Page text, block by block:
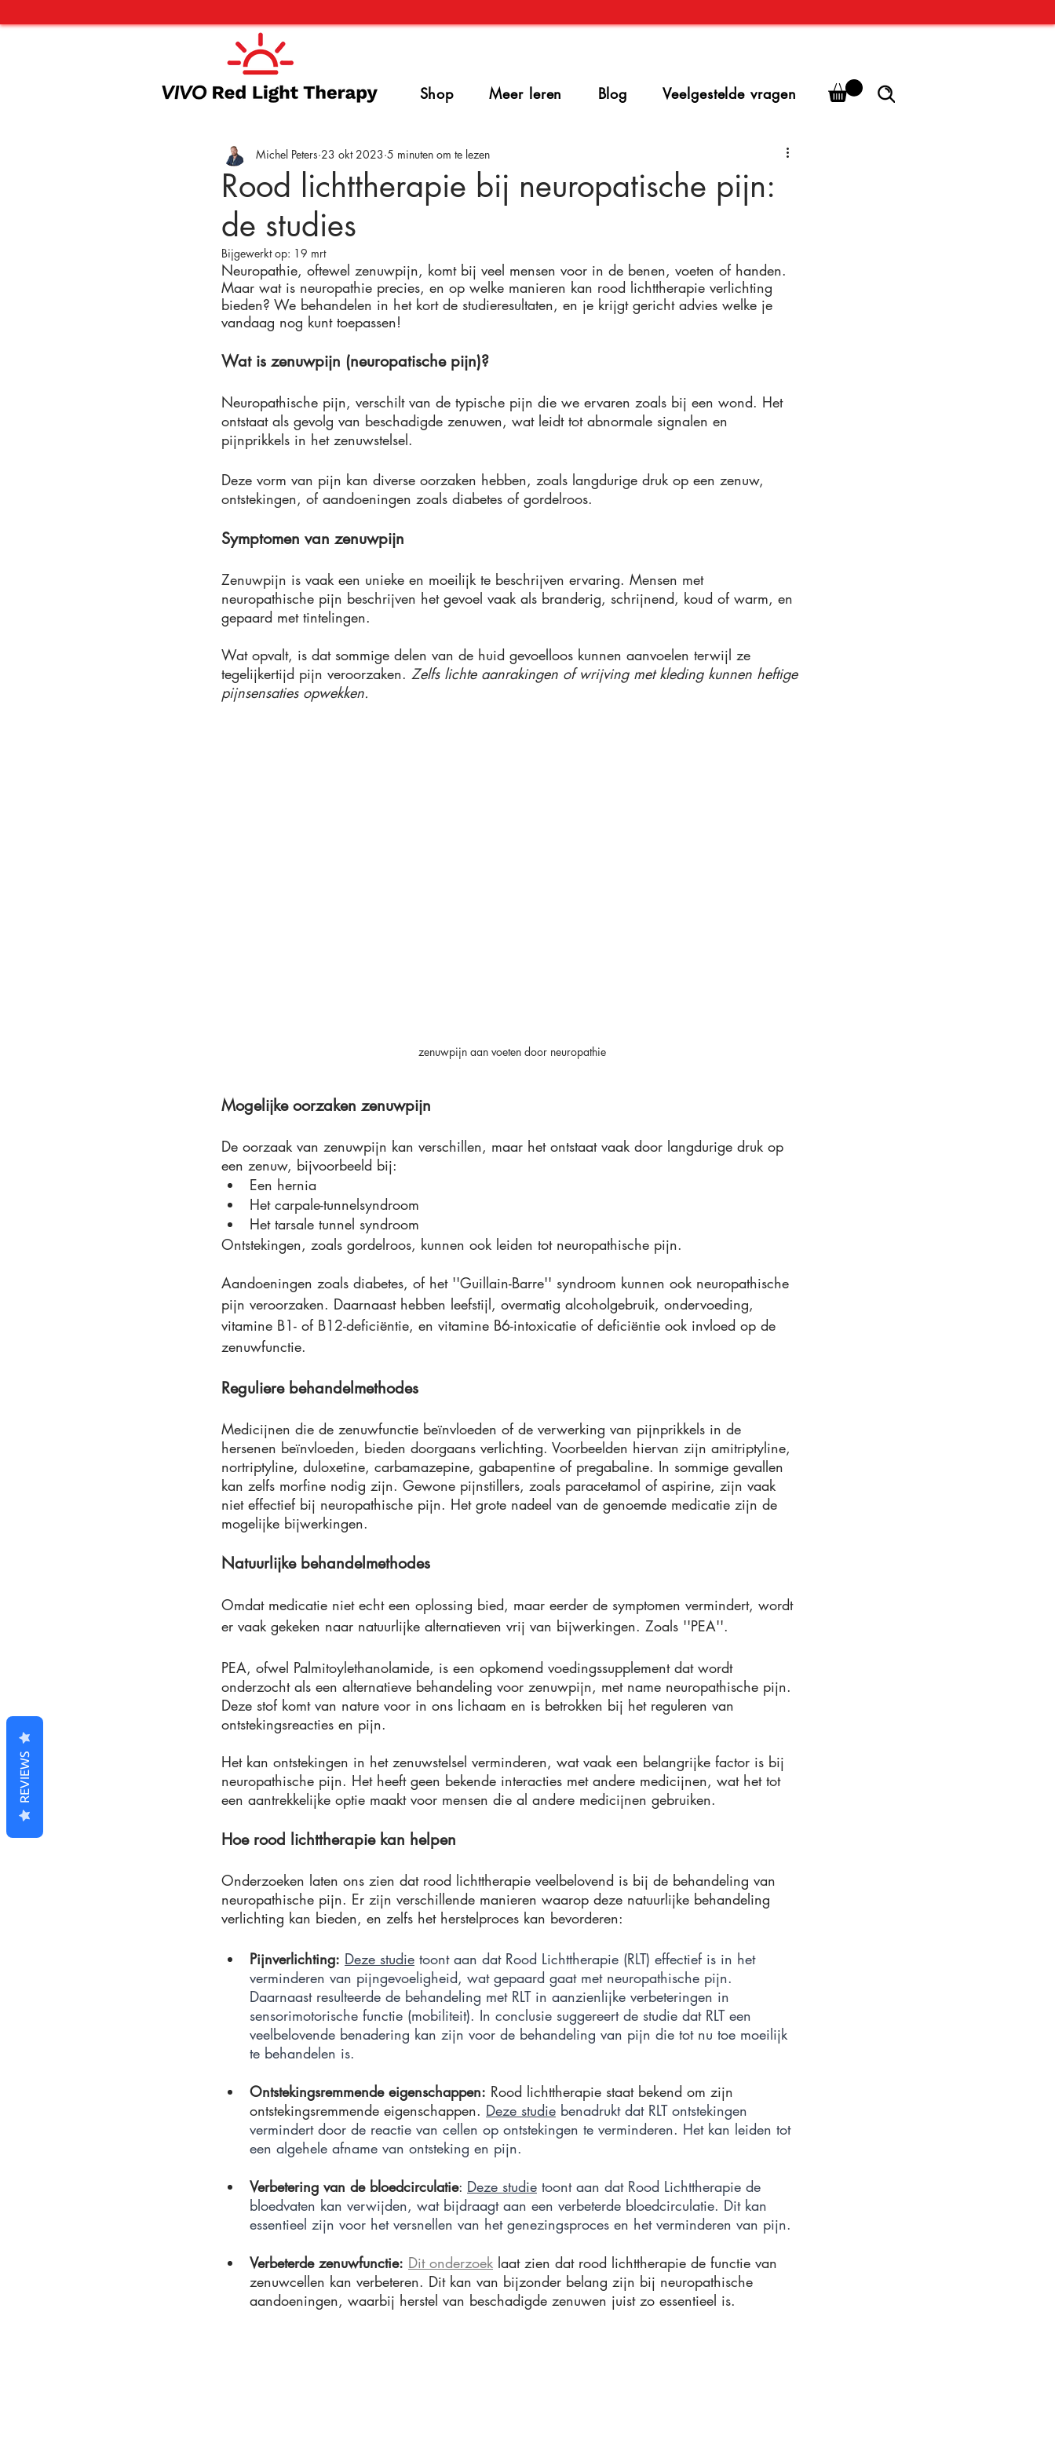
Shop Meer leren Blog Veelgestelde vragen
Rood lichttherapie bij neuropatische pijn:
de studies
Michel Peters 23 okt 2023 5 minuten om te lezen
Bijgewerkt op: 19 mrt
Neuropathie, oftewel zenuwpijn, komt bij veel mensen voor in de benen, voeten of handen.
Maar wat is neuropathie precies, en op welke manieren kan rood lichttherapie verlichting
bieden? We behandelen in het kort de studieresultaten, en je krijgt gericht advies welke je
vandaag nog kunt toepassen!
Wat is zenuwpijn (neuropatische pijn)?
Neuropathische pijn, verschilt van de typische pijn die we ervaren zoals bij een wond. Het
ontstaat als gevolg van beschadigde zenuwen, wat leidt tot abnormale signalen en
pijnprikkels in het zenuwstelsel.
Deze vorm van pijn kan diverse oorzaken hebben, zoals langdurige druk op een zenuw,
ontstekingen, of aandoeningen zoals diabetes of gordelroos.
Symptomen van zenuwpijn
Zenuwpijn is vaak een unieke en moeilijk te beschrijven ervaring. Mensen met
neuropathische pijn beschrijven het gevoel vaak als branderig, schrijnend, koud of warm, en
gepaard met tintelingen.
Wat opvalt, is dat sommige delen van de huid gevoelloos kunnen aanvoelen terwijl ze
tegelijkertijd pijn veroorzaken. Zelfs lichte aanrakingen of wrijving met kleding kunnen heftige
pijnsensaties opwekken.
zenuwpijn aan voeten door neuropathie
Mogelijke oorzaken zenuwpijn
De oorzaak van zenuwpijn kan verschillen, maar het ontstaat vaak door langdurige druk op
een zenuw, bijvoorbeeld bij:
Een hernia
Het carpale-tunnelsyndroom
Het tarsale tunnel syndroom
Ontstekingen, zoals gordelroos, kunnen ook leiden tot neuropathische pijn.
Aandoeningen zoals diabetes, of het ''Guillain-Barre'' syndroom kunnen ook neuropathische
pijn veroorzaken. Daarnaast hebben leefstijl, overmatig alcoholgebruik, ondervoeding,
vitamine B1- of B12-deficiëntie, en vitamine B6-intoxicatie of deficiëntie ook invloed op de
zenuwfunctie.
Reguliere behandelmethodes
Medicijnen die de zenuwfunctie beïnvloeden of de verwerking van pijnprikkels in de
hersenen beïnvloeden, bieden doorgaans verlichting. Voorbeelden hiervan zijn amitriptyline,
nortriptyline, duloxetine, carbamazepine, gabapentine of pregabaline. In sommige gevallen
kan zelfs morfine nodig zijn. Gewone pijnstillers, zoals paracetamol of aspirine, zijn vaak
niet effectief bij neuropathische pijn. Het grote nadeel van de genoemde medicatie zijn de
mogelijke bijwerkingen.
Natuurlijke behandelmethodes
Omdat medicatie niet echt een oplossing bied, maar eerder de symptomen vermindert, wordt
er vaak gekeken naar natuurlijke alternatieven vrij van bijwerkingen. Zoals ''PEA''.
PEA, ofwel Palmitoylethanolamide, is een opkomend voedingssupplement dat wordt
onderzocht als een alternatieve behandeling voor zenuwpijn, met name neuropathische pijn.
Deze stof komt van nature voor in ons lichaam en is betrokken bij het reguleren van
ontstekingsreacties en pijn.
Het kan ontstekingen in het zenuwstelsel verminderen, wat vaak een belangrijke factor is bij
neuropathische pijn. Het heeft geen bekende interacties met andere medicijnen, wat het tot
een aantrekkelijke optie maakt voor mensen die al andere medicijnen gebruiken.
Hoe rood lichttherapie kan helpen
Onderzoeken laten ons zien dat rood lichttherapie veelbelovend is bij de behandeling van
neuropathische pijn. Er zijn verschillende manieren waarop deze natuurlijke behandeling
verlichting kan bieden, en zelfs het herstelproces kan bevorderen:
Pijnverlichting: Deze studie toont aan dat Rood Lichttherapie (RLT) effectief is in het
verminderen van pijngevoeligheid, wat gepaard gaat met neuropathische pijn.
Daarnaast resulteerde de behandeling met RLT in aanzienlijke verbeteringen in
sensorimotorische functie (mobiliteit). In conclusie suggereert de studie dat RLT een
veelbelovende benadering kan zijn voor de behandeling van pijn die tot nu toe moeilijk
te behandelen is.
Ontstekingsremmende eigenschappen: Rood lichttherapie staat bekend om zijn
ontstekingsremmende eigenschappen. Deze studie benadrukt dat RLT ontstekingen
vermindert door de reactie van cellen op ontstekingen te verminderen. Het kan leiden tot
een algehele afname van ontsteking en pijn.
Verbetering van de bloedcirculatie: Deze studie toont aan dat Rood Lichttherapie de
bloedvaten kan verwijden, wat bijdraagt aan een verbeterde bloedcirculatie. Dit kan
essentieel zijn voor het versnellen van het genezingsproces en het verminderen van pijn.
Verbeterde zenuwfunctie: Dit onderzoek laat zien dat rood lichttherapie de functie van
zenuwcellen kan verbeteren. Dit kan van bijzonder belang zijn bij neuropathische
aandoeningen, waarbij herstel van beschadigde zenuwen juist zo essentieel is.
REVIEWS